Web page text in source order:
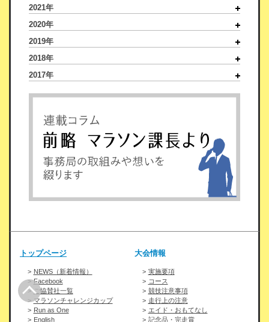
2021年
2020年
2019年
2018年
2017年
トップページ
NEWS（新着情報）
Facebook
ご協賛社一覧
マラソンチャレンジカップ
Run as One
English
大会情報
実施要項
コース
競技注意事項
走行上の注意
エイド・おもてなし
記念品・完走賞